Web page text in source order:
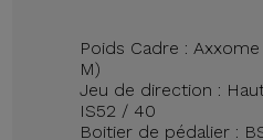
Poids Cadre :
M)
Jeu de direction :
IS52 / 40
Boitier de pédalier :